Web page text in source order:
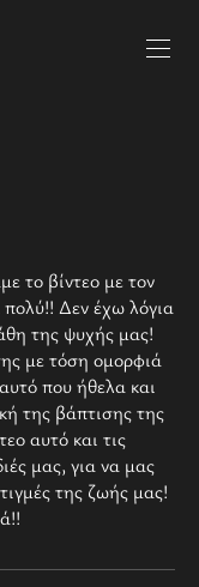
το βίντεο με τον
πολύ!! Δεν έχω λόγια
της ψυχής μας!
με τόση ομορφιά
που ήθελα και
της βάπτισης της
αυτό και τις
μας, για να μας
της ζωής μας!